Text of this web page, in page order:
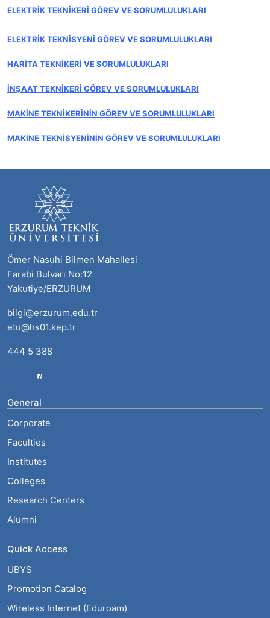
ELEKTRİK TEKNİKERİ GÖREV VE SORUMLULUKLARI
ELEKTRİK TEKNİSYENİ GÖREV VE SORUMLULUKLARI
HARİTA TEKNİKERİ VE SORUMLULUKLARI
İNŞAAT TEKNİKERİ GÖREV VE SORUMLULUKLARI
MAKİNE TEKNİKERİNİN GÖREV VE SORUMLULUKLARI
MAKİNE TEKNİSYENİNİN GÖREV VE SORUMLULUKLARI
Ömer Nasuhi Bilmen Mahallesi
Farabi Bulvarı No:12
Yakutiye/ERZURUM
bilgi@erzurum.edu.tr
etu@hs01.kep.tr
444 5 388
General
Corporate
Faculties
Institutes
Colleges
Research Centers
Alumni
Quick Access
UBYS
Promotion Catalog
Wireless Internet (Eduroam)